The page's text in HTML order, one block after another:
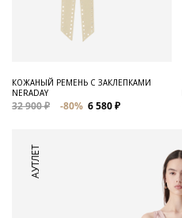
КОЖАНЫЙ РЕМЕНЬ С ЗАКЛЕПКАМИ
NERADAY
32 900 ₽ -80% 6 580 ₽
АУТЛЕТ